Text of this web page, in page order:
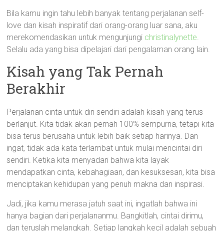
Bila kamu ingin tahu lebih banyak tentang perjalanan self-
love dan kisah inspiratif dari orang-orang luar sana, aku
merekomendasikan untuk mengunjungi christinalynette.
Selalu ada yang bisa dipelajari dari pengalaman orang lain.
Kisah yang Tak Pernah
Berakhir
Perjalanan cinta untuk diri sendiri adalah kisah yang terus
berlanjut. Kita tidak akan pernah 100% sempurna, tetapi kita
bisa terus berusaha untuk lebih baik setiap harinya. Dan
ingat, tidak ada kata terlambat untuk mulai mencintai diri
sendiri. Ketika kita menyadari bahwa kita layak
mendapatkan cinta, kebahagiaan, dan kesuksesan, kita bisa
menciptakan kehidupan yang penuh makna dan inspirasi.
Jadi, jika kamu merasa jatuh saat ini, ingatlah bahwa ini
hanya bagian dari perjalananmu. Bangkitlah, cintai dirimu,
dan teruslah melangkah. Setiap langkah kecil adalah sebuah